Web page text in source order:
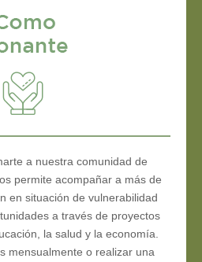
a nuestra comunidad de
permite acompañar a más de
en situación de vulnerabilidad
a través de proyectos
la salud y la economía.
mensualmente o realizar una